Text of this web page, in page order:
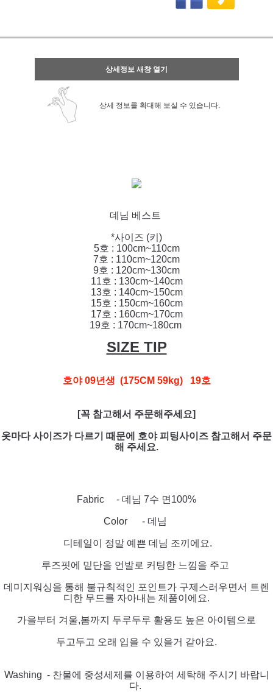
상세정보 새창 열기
상세 정보를 확대해 보실 수 있습니다.
데님 베스트
*사이즈 (키)
5호 : 100cm~110cm
7호 : 110cm~120cm
9호 : 120cm~130cm
11호 : 130cm~140cm
13호 : 140cm~150cm
15호 : 150cm~160cm
17호 : 160cm~170cm
19호 : 170cm~180cm
SIZE TIP
호야 09년생 (175CM 59kg) 19호
[꼭 참고해서 주문해주세요]
옷마다 사이즈가 다르기 때문에 호야 피팅사이즈 참고해서 주문
해 주세요.
Fabric - 데님 7수 면100%
Color - 데님
디테일이 정말 예쁜 데님 조끼에요.
루즈핏에 밑단을 언발로 커팅한 느낌을 주고
데미지워싱을 통해 불규칙적인 포인트가 구제스러우면서 트렌
디한 무드를 자아내는 제품이에요.
가을부터 겨울,봄까지 두루두루 활용도 높은 아이템으로
두고두고 오래 입을 수 있을거 같아요.
Washing - 찬물에 중성세제를 이용하여 세탁해 주시기 바랍니
다.